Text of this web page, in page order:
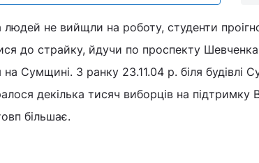
не вийщли на роботу, студенти
до страйку, йдучи по проспекту
Сумщині. З ранку 23.11.04 р. біля будівлі
декілька тисяч виборців на
більшає.